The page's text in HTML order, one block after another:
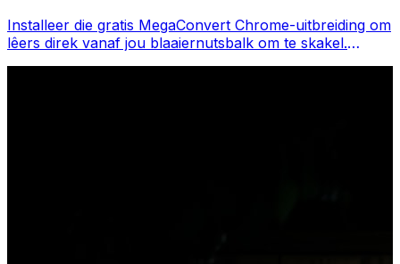
Installeer die gratis MegaConvert Chrome-uitbreiding om
lêers direk vanaf jou blaaiernutsbalk om te skakel.